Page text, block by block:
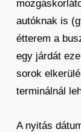
autóknak is
étterem a
egy járdát
sorok
terminálnál
A nyitás